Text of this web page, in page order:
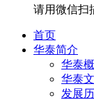
请用微信扫
首页
华泰简介
华泰
华泰
发展